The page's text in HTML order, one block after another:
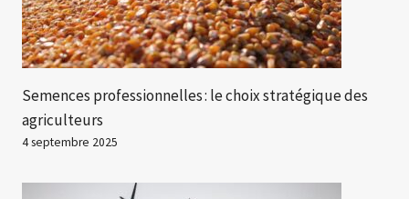
Semences professionnelles : le choix stratégique des
agriculteurs
4 septembre 2025